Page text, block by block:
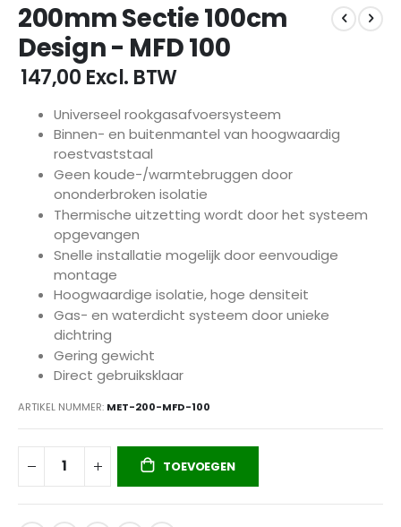
naar
het
begin
van
de
afbeeldingen-
gallerij
200mm Sectie 100cm
Design - MFD 100
€ 147,00 Excl. BTW
Universeel rookgasafvoersysteem
Binnen- en buitenmantel van hoogwaardig
roestvaststaal
Geen koude-/warmtebruggen door
ononderbroken isolatie
Thermische uitzetting wordt door het systeem
opgevangen
Snelle installatie mogelijk door eenvoudige
montage
Hoogwaardige isolatie, hoge densiteit
Gas- en waterdicht systeem door unieke
dichtring
Gering gewicht
Direct gebruiksklaar
ARTIKEL NUMMER MET-200-MFD-100
TOEVOEGEN